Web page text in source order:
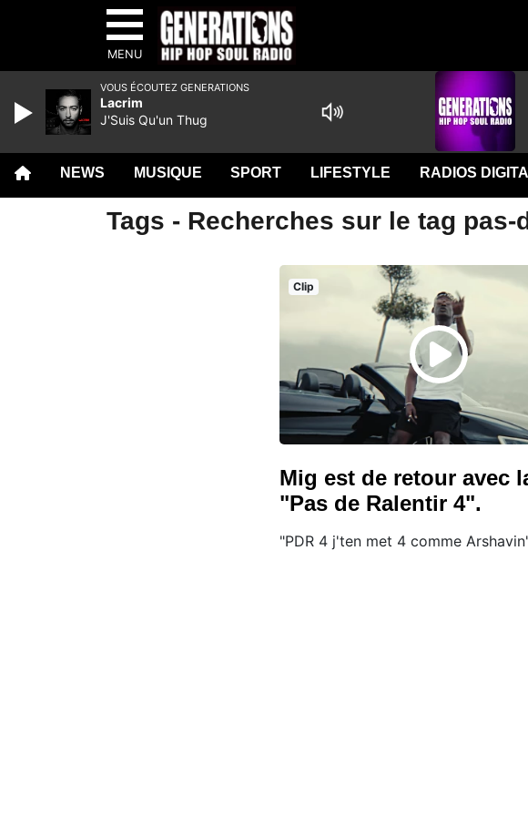
MENU
NEWS MUSIQUE SPORT LIFESTYLE RADIOS
Tags - Recherches sur le tag
Clip
Mig est de retour avec
"Pas de Ralentir 4".
"PDR 4 j'ten met 4 comme
VOUS ÉCOUTEZ GENERATIONS
Lacrim
J'Suis Qu'un Thug